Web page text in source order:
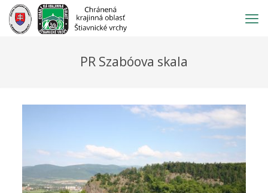
Prejsť
obsah
PR Szabóova skala